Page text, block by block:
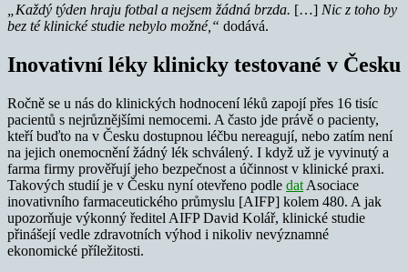
„Každý týden hraju fotbal a nejsem žádná brzda. […] Nic z toho by
bez té klinické studie nebylo možné,“ dodává.
Inovativní léky klinicky testované v Česku
Ročně se u nás do klinických hodnocení léků zapojí přes 16 tisíc
pacientů s nejrůznějšími nemocemi. A často jde právě o pacienty,
kteří buďto na v Česku dostupnou léčbu nereagují, nebo zatím není
na jejich onemocnění žádný lék schválený. I když už je vyvinutý a
farma firmy prověřují jeho bezpečnost a účinnost v klinické praxi.
Takových studií je v Česku nyní otevřeno podle dat Asociace
inovativního farmaceutického průmyslu [AIFP] kolem 480. A jak
upozorňuje výkonný ředitel AIFP David Kolář, klinické studie
přinášejí vedle zdravotních výhod i nikoliv nevýznamné
ekonomické příležitosti.